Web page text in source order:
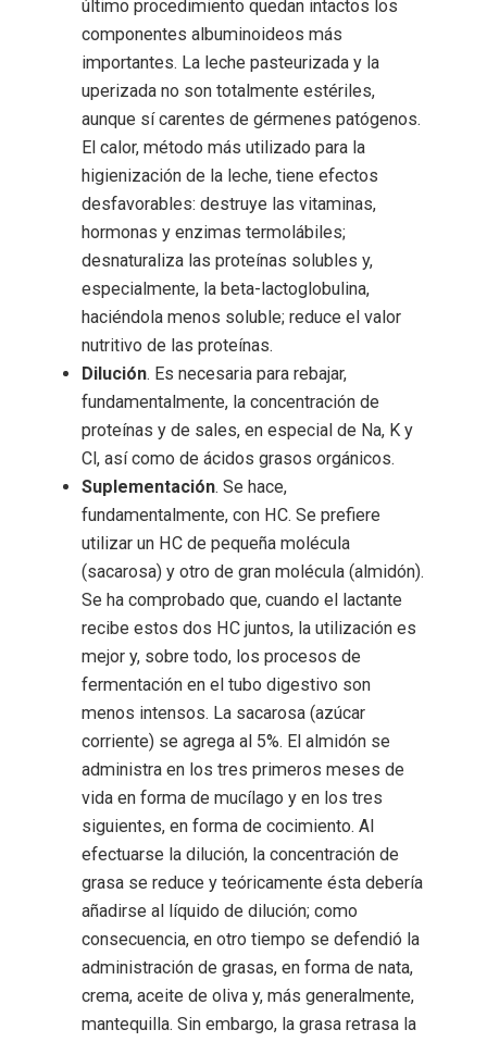
último procedimiento quedan intactos los
componentes albuminoideos más
importantes. La leche pasteurizada y la
uperizada no son totalmente estériles,
aunque sí carentes de gérmenes patógenos.
El calor, método más utilizado para la
higienización de la leche, tiene efectos
desfavorables: destruye las vitaminas,
hormonas y enzimas termolábiles;
desnaturaliza las proteínas solubles y,
especialmente, la beta-lactoglobulina,
haciéndola menos soluble; reduce el valor
nutritivo de las proteínas.
Dilución. Es necesaria para rebajar,
fundamentalmente, la concentración de
proteínas y de sales, en especial de Na, K y
Cl, así como de ácidos grasos orgánicos.
Suplementación. Se hace,
fundamentalmente, con HC. Se prefiere
utilizar un HC de pequeña molécula
(sacarosa) y otro de gran molécula (almidón).
Se ha comprobado que, cuando el lactante
recibe estos dos HC juntos, la utilización es
mejor y, sobre todo, los procesos de
fermentación en el tubo digestivo son
menos intensos. La sacarosa (azúcar
corriente) se agrega al 5%. El almidón se
administra en los tres primeros meses de
vida en forma de mucílago y en los tres
siguientes, en forma de cocimiento. Al
efectuarse la dilución, la concentración de
grasa se reduce y teóricamente ésta debería
añadirse al líquido de dilución; como
consecuencia, en otro tiempo se defendió la
administración de grasas, en forma de nata,
crema, aceite de oliva y, más generalmente,
mantequilla. Sin embargo, la grasa retrasa la